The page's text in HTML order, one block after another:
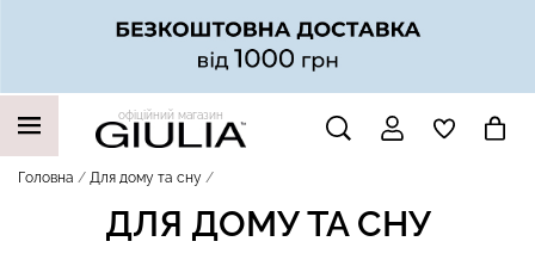
офіційний магазин
Головна Для дому та сну
ДЛЯ ДОМУ ТА СНУ
НАШІ ТРЕНДОВІ ТОВАРИ